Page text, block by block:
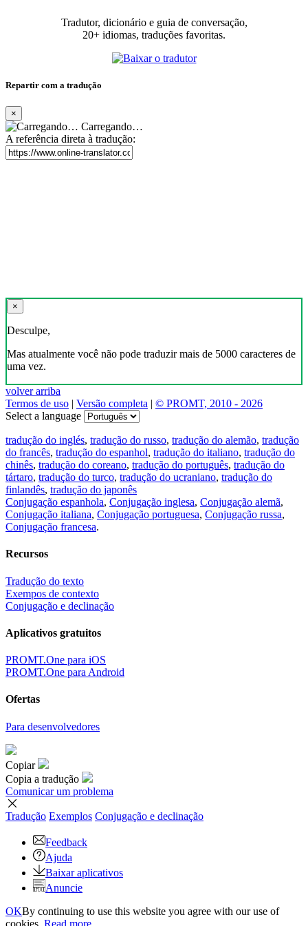
Tradutor, dicionário e guia de conversação,
20+ idiomas, traduções favoritas.
Repartir com a tradução
×
Carregando…
A referência direta à tradução:
×
Desculpe,
Mas atualmente você não pode traduzir mais de 5000 caracteres de
uma vez.
volver arriba
Termos de uso | Versão completa | © PROMT, 2010 - 2026
Select a language
tradução do inglés, tradução do russo, tradução do alemão, tradução
do francês, tradução do espanhol, tradução do italiano, tradução do
chinês, tradução do coreano, tradução do português, tradução do
tártaro, tradução do turco, tradução do ucraniano, tradução do
finlandês, tradução do japonês
Conjugação espanhola, Conjugação inglesa, Conjugação alemã,
Conjugação italiana, Conjugação portuguesa, Conjugação russa,
Conjugação francesa.
Recursos
Tradução do texto
Exempos de contexto
Conjugação e declinação
Aplicativos gratuitos
PROMT.One para iOS
PROMT.One para Android
Ofertas
Para desenvolvedores
Copiar
Copia a tradução
Comunicar um problema
Tradução Exemplos Conjugação e declinação
Feedback
Ajuda
Baixar aplicativos
Anuncie
OKBy continuing to use this website you agree with our use of
cookies. Read more